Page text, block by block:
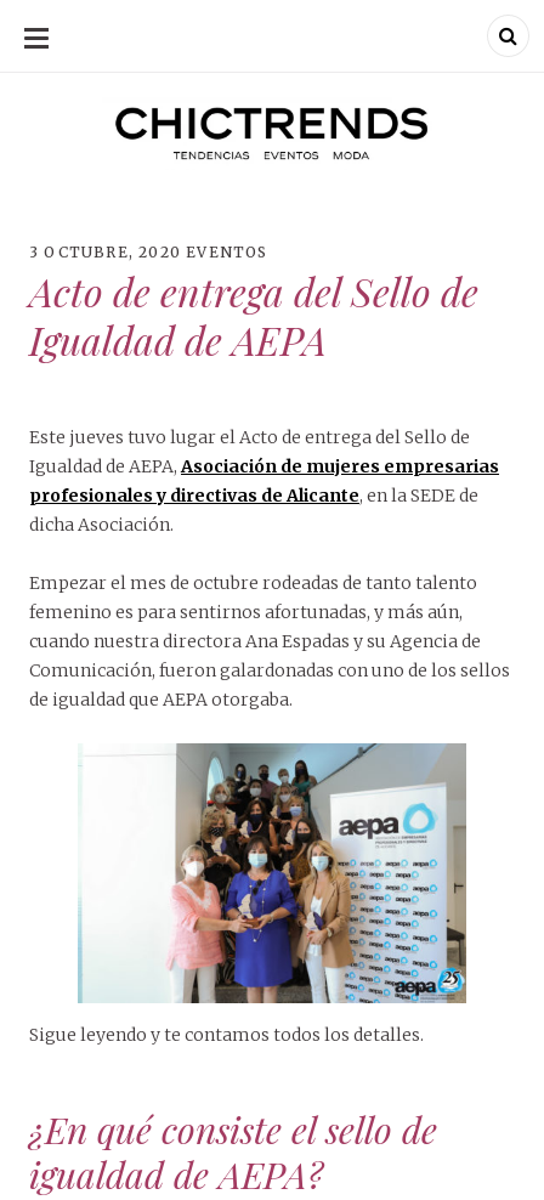
SKIP
Chic Trends
3 OCTUBRE, 2020 EVENTOS
Acto de entrega del Sello de
Igualdad de AEPA
Este jueves tuvo lugar el Acto de entrega del Sello de
Igualdad de AEPA,Asociación de mujeres empresarias
profesionales y directivas de Alicante, en la SEDE de
dicha Asociación.
Empezar el mes de octubre rodeadas de tanto talento
femenino es para sentirnos afortunadas, y más aún,
cuando nuestra directora Ana Espadas y su Agencia de
Comunicación, fueron galardonadas con uno de los sellos
de igualdad que AEPA otorgaba.
Sigue leyendo y te contamos todos los detalles.
¿En qué consiste el sello de
igualdad de AEPA?